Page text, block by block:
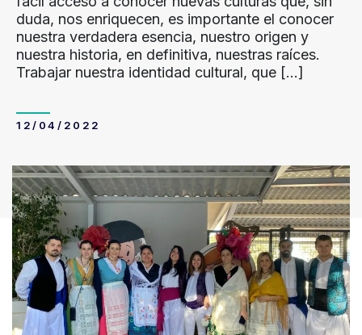
duda, nos enriquecen, es importante el conocer
nuestra verdadera esencia, nuestro origen y
nuestra historia, en definitiva, nuestras raíces.
Trabajar nuestra identidad cultural, que […]
12/04/2022